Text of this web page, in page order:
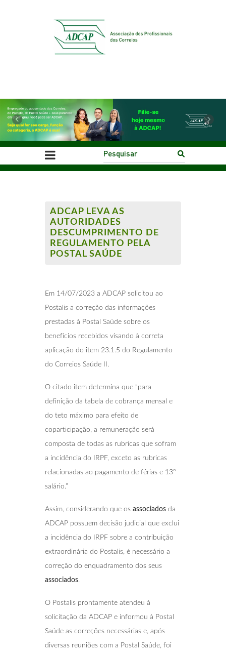
Previous Next
ADCAP LEVA AS
AUTORIDADES
DESCUMPRIMENTO DE
REGULAMENTO PELA
POSTAL SAÚDE
Em 14/07/2023 a ADCAP solicitou ao
Postalis a correção das informações
prestadas à Postal Saúde sobre os
benefícios recebidos visando à correta
aplicação do item 23.1.5 do Regulamento
do Correios Saúde II.
O citado item determina que “para
definição da tabela de cobrança mensal e
do teto máximo para efeito de
coparticipação, a remuneração será
composta de todas as rubricas que sofram
a incidência do IRPF, exceto as rubricas
relacionadas ao pagamento de férias e 13º
salário.”
Assim, considerando que os associados da
ADCAP possuem decisão judicial que exclui
a incidência do IRPF sobre a contribuição
extraordinária do Postalis, é necessário a
correção do enquadramento dos seus
associados.
O Postalis prontamente atendeu à
solicitação da ADCAP e informou à Postal
Saúde as correções necessárias e, após
diversas reuniões com a Postal Saúde, foi